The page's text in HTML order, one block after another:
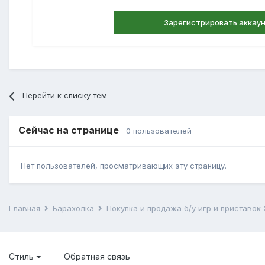
Зарегистрировать
Перейти к списку тем
Сейчас на странице 0 пользователей
Нет пользователей, просматривающих эту страницу.
Главная Барахолка Покупка и продажа б/у игр и приставок
Стиль Обратная связь